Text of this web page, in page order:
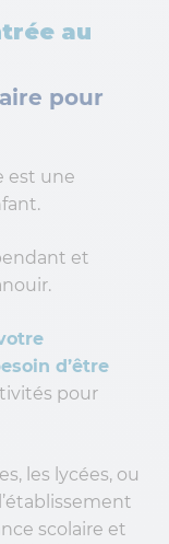
au
pour
est une
et
d’être
pour
les lycées, ou
scolaire et